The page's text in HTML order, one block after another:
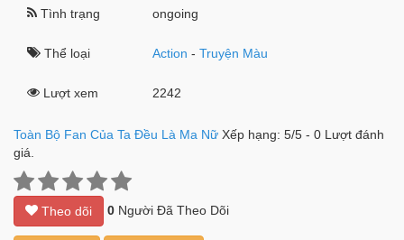
Tình trạng ongoing
Thể loại Action -Truyện Màu
Lượt xem 2242
Toàn Bộ Fan Của Ta Đều Là Ma Nữ Xếp hạng: 5/5 - 0 Lượt đánh
giá.
Theo dõi 0 Người Đã Theo Dõi